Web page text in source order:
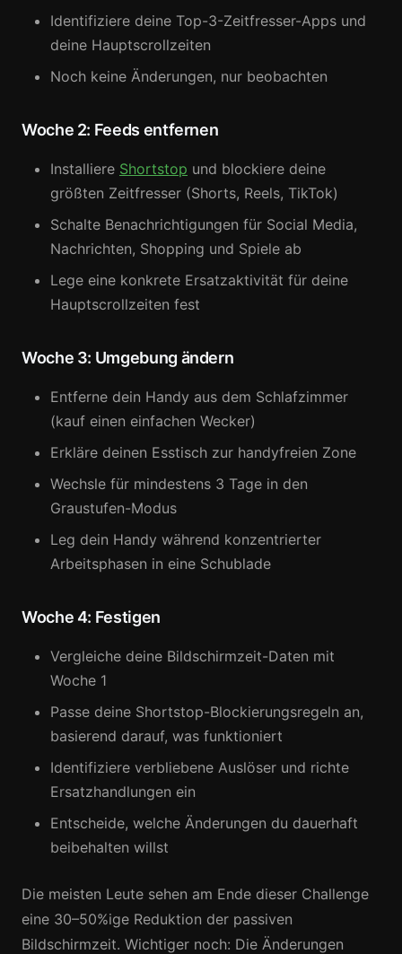
Identifiziere deine Top-3-Zeitfresser-Apps und
deine Hauptscrollzeiten
Noch keine Änderungen, nur beobachten
Woche 2: Feeds entfernen
Installiere Shortstop und blockiere deine
größten Zeitfresser (Shorts, Reels, TikTok)
Schalte Benachrichtigungen für Social Media,
Nachrichten, Shopping und Spiele ab
Lege eine konkrete Ersatzaktivität für deine
Hauptscrollzeiten fest
Woche 3: Umgebung ändern
Entferne dein Handy aus dem Schlafzimmer
(kauf einen einfachen Wecker)
Erkläre deinen Esstisch zur handyfreien Zone
Wechsle für mindestens 3 Tage in den
Graustufen-Modus
Leg dein Handy während konzentrierter
Arbeitsphasen in eine Schublade
Woche 4: Festigen
Vergleiche deine Bildschirmzeit-Daten mit
Woche 1
Passe deine Shortstop-Blockierungsregeln an,
basierend darauf, was funktioniert
Identifiziere verbliebene Auslöser und richte
Ersatzhandlungen ein
Entscheide, welche Änderungen du dauerhaft
beibehalten willst
Die meisten Leute sehen am Ende dieser Challenge
eine 30–50%ige Reduktion der passiven
Bildschirmzeit. Wichtiger noch: Die Änderungen